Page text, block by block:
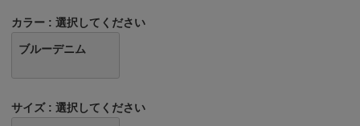
カラー 選択してください
ブルーデニム
サイズ 選択してください